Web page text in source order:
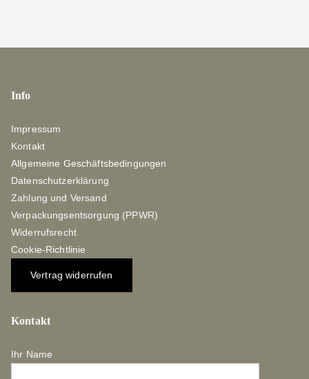
Info
Impressum
Kontakt
Allgemeine Geschäftsbedingungen
Datenschutzerklärung
Zahlung und Versand
Verpackungsentsorgung (PPWR)
Widerrufsrecht
Cookie-Richtlinie
Vertrag widerrufen
Kontakt
Ihr Name